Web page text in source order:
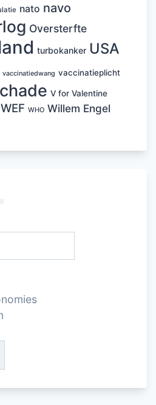
nato navo
Oversterfte
turbokanker USA
vaccinatiedwang vaccinatieplicht
V for Valentine
WEF WHO Willem Engel